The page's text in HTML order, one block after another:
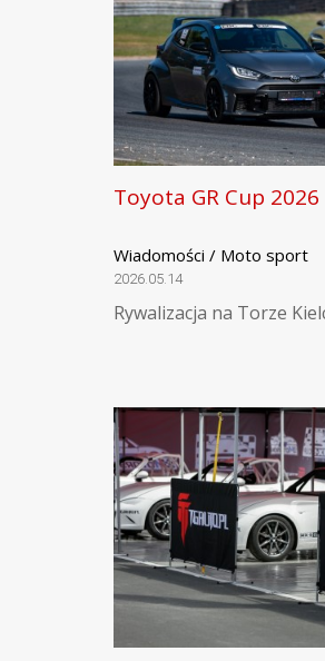
Toyota GR Cup
Wiadomości / Moto sport
2026.05.14
Rywalizacja na Torze